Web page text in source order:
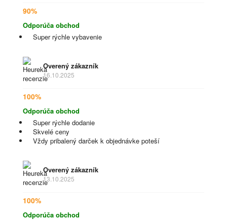
90%
Odporúča obchod
Super rýchle vybavenie
Overený zákazník
16.10.2025
100%
Odporúča obchod
Super rýchle dodanie
Skvelé ceny
Vždy pribalený darček k objednávke poteší
Overený zákazník
13.10.2025
100%
Odporúča obchod